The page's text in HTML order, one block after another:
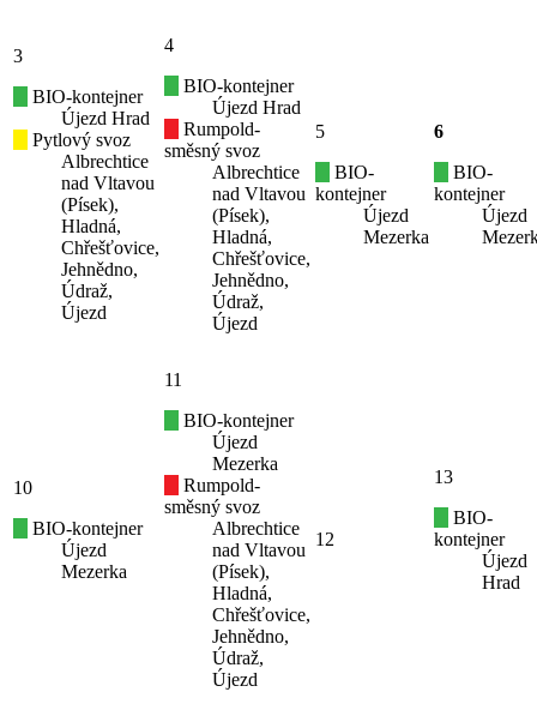
3
BIO-kontejner
Újezd Hrad
Pytlový svoz
Albrechtice
nad Vltavou
(Písek),
Hladná,
Chřešťovice,
Jehnědno,
Údraž,
Újezd
4
BIO-kontejner
Újezd Hrad
Rumpold-
směsný svoz
Albrechtice
nad Vltavou
(Písek),
Hladná,
Chřešťovice,
Jehnědno,
Údraž,
Újezd
5
BIO-
kontejner
Újezd
Mezerka
6
BIO-
kontejner
Újezd
10
BIO-kontejner
Újezd
Mezerka
11
BIO-kontejner
Újezd
Mezerka
Rumpold-
směsný svoz
Albrechtice
nad Vltavou
(Písek),
Hladná,
Chřešťovice,
Jehnědno,
Údraž,
Újezd
12
13
BIO-
kontejner
Újezd
Hrad